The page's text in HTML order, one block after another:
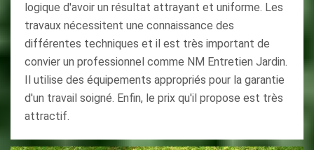
logique d'avoir un résultat attrayant et uniforme. Les
travaux nécessitent une connaissance des
différentes techniques et il est très important de
convier un professionnel comme NM Entretien Jardin.
Il utilise des équipements appropriés pour la garantie
d'un travail soigné. Enfin, le prix qu'il propose est très
attractif.